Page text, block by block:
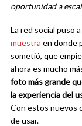
oportunidad a
La red social puso
muestra en donde
sometió, que
ahora es mucho
foto más grande
la experiencia del
Con estos nuevos
de usar.